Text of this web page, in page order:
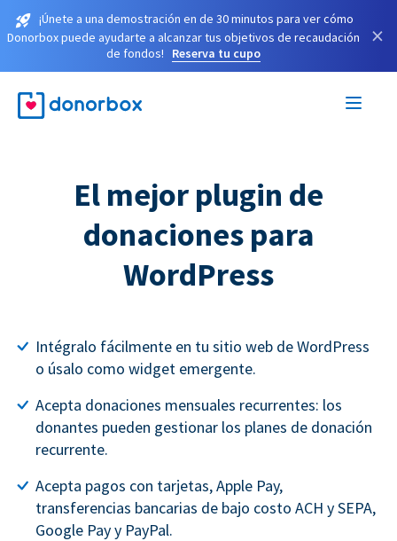
¡Únete a una demostración en de 30 minutos para ver cómo
Donorbox puede ayudarte a alcanzar tus objetivos de recaudación
de fondos!
Reserva tu cupo
×
El mejor plugin de
donaciones para
WordPress
Intégralo fácilmente en tu sitio web de WordPress
o úsalo como widget emergente.
Acepta donaciones mensuales recurrentes: los
donantes pueden gestionar los planes de donación
recurrente.
Acepta pagos con tarjetas, Apple Pay,
transferencias bancarias de bajo costo ACH y SEPA,
Google Pay y PayPal.